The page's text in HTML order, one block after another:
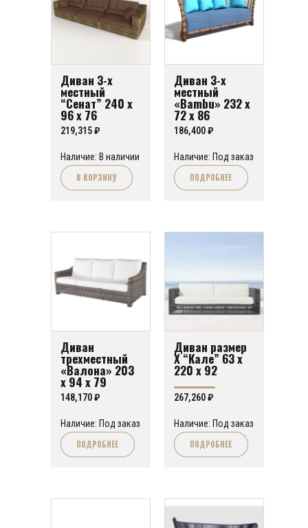
Диван 3-х
местный
“Сенат” 240 х
96 х 76
219,315₽
Наличие: В наличии
В КОРЗИНУ
Диван 3-х
местный
«Bambu» 232 х
72 х 86
186,400₽
Наличие: Под заказ
ПОДРОБНЕЕ
Диван
трехместный
«Валона» 203
х 94 х 79
148,170₽
Наличие: Под заказ
ПОДРОБНЕЕ
Диван размер
Х “Кале” 63 х
220 х 92
267,260₽
Наличие: Под заказ
ПОДРОБНЕЕ